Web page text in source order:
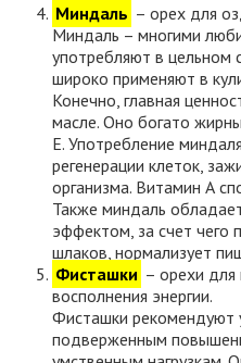
Миндаль – орех для
Миндаль – многими
употребляют в
широко применяют в
Конечно, главная
масле. Оно богато
Е. Употребление
регенерации клеток,
организма. Витамин А
Также миндаль
эффектом, за счет чего
шлаков, нормализует
Фисташки – орехи для
восполнения энергии.
Фисташки рекомендуют
подверженным